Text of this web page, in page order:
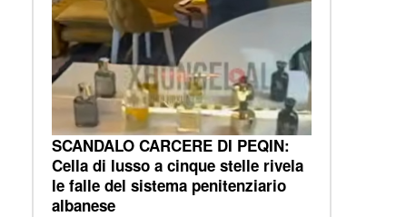
SCANDALO CARCERE DI PEQIN:
Cella di lusso a cinque stelle rivela
le falle del sistema penitenziario
albanese